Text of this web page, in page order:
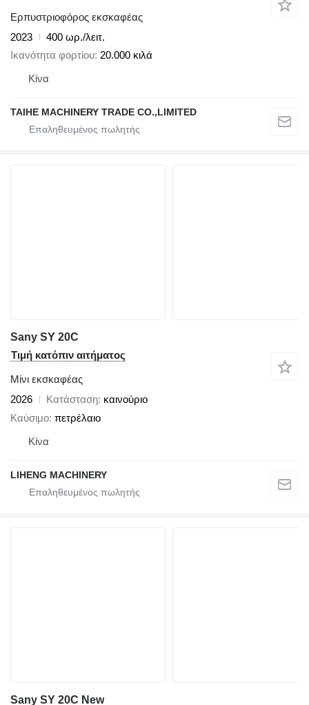
Ερπυστριοφόρος εκσκαφέας
2023
400 ωρ./λειτ.
Ικανότητα φορτίου 20.000 κιλά
Κίνα
TAIHE MACHINERY TRADE CO.,LIMITED
Sany SY 20C
Τιμή κατόπιν αιτήματος
Μίνι εκσκαφέας
2026
Κατάσταση καινούριο
Καύσιμο πετρέλαιο
Κίνα
LIHENG MACHINERY
Sany SY 20C New